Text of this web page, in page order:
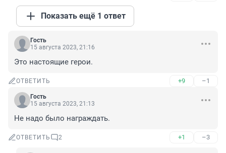
Показать ещё 1 ответ
Гость
15 августа 2023, 21:16
Это настоящие герои.
ОТВЕТИТЬ +9 –1
Гость
15 августа 2023, 21:13
Не надо было награждать.
ОТВЕТИТЬ 2 +1 –3